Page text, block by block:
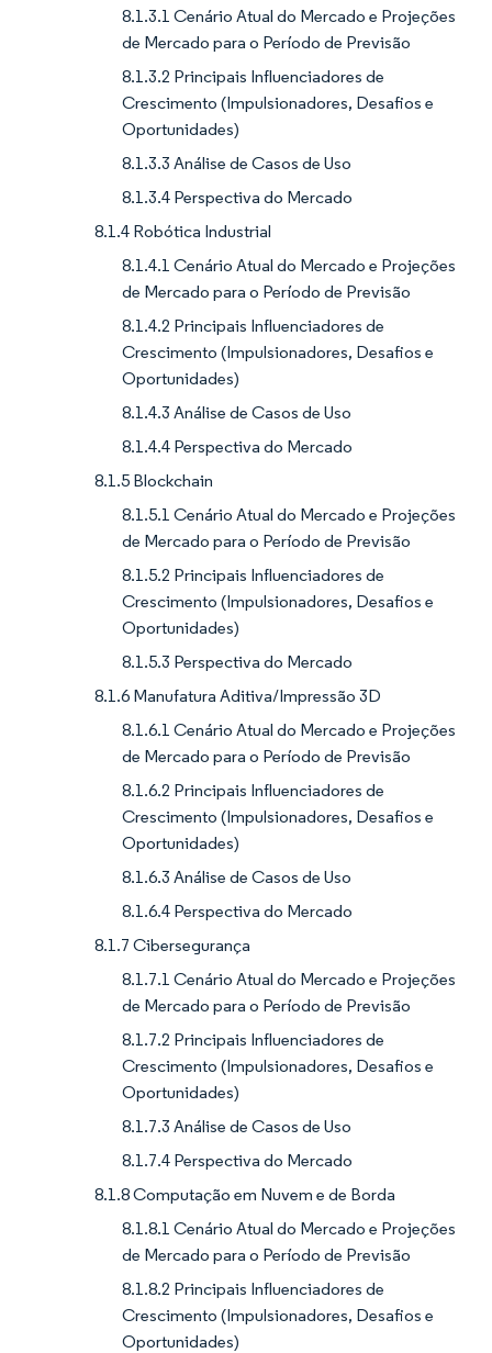
8.1.3.1 Cenário Atual do Mercado e Projeções
de Mercado para o Período de Previsão
8.1.3.2 Principais Influenciadores de
Crescimento (Impulsionadores, Desafios e
Oportunidades)
8.1.3.3 Análise de Casos de Uso
8.1.3.4 Perspectiva do Mercado
8.1.4 Robótica Industrial
8.1.4.1 Cenário Atual do Mercado e Projeções
de Mercado para o Período de Previsão
8.1.4.2 Principais Influenciadores de
Crescimento (Impulsionadores, Desafios e
Oportunidades)
8.1.4.3 Análise de Casos de Uso
8.1.4.4 Perspectiva do Mercado
8.1.5 Blockchain
8.1.5.1 Cenário Atual do Mercado e Projeções
de Mercado para o Período de Previsão
8.1.5.2 Principais Influenciadores de
Crescimento (Impulsionadores, Desafios e
Oportunidades)
8.1.5.3 Perspectiva do Mercado
8.1.6 Manufatura Aditiva/Impressão 3D
8.1.6.1 Cenário Atual do Mercado e Projeções
de Mercado para o Período de Previsão
8.1.6.2 Principais Influenciadores de
Crescimento (Impulsionadores, Desafios e
Oportunidades)
8.1.6.3 Análise de Casos de Uso
8.1.6.4 Perspectiva do Mercado
8.1.7 Cibersegurança
8.1.7.1 Cenário Atual do Mercado e Projeções
de Mercado para o Período de Previsão
8.1.7.2 Principais Influenciadores de
Crescimento (Impulsionadores, Desafios e
Oportunidades)
8.1.7.3 Análise de Casos de Uso
8.1.7.4 Perspectiva do Mercado
8.1.8 Computação em Nuvem e de Borda
8.1.8.1 Cenário Atual do Mercado e Projeções
de Mercado para o Período de Previsão
8.1.8.2 Principais Influenciadores de
Crescimento (Impulsionadores, Desafios e
Oportunidades)